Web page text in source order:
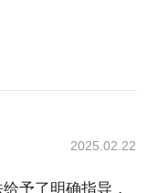
；内容覆盖了高
2025.02.22
予了明确指导，